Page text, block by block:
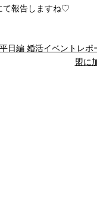
て報告しますね♡
日編 婚活イベントレ
盟に